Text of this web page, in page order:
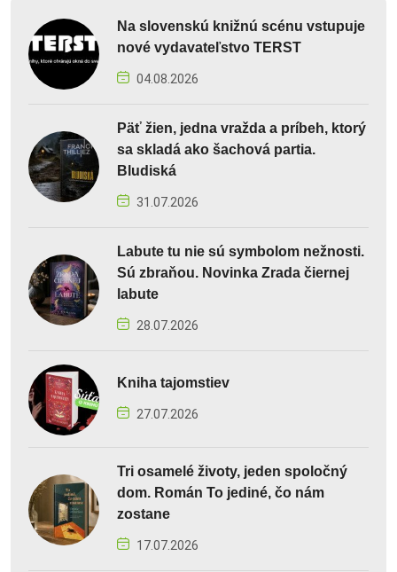
Na slovenskú knižnú scénu vstupuje
nové vydavateľstvo TERST
04.08.2026
Päť žien, jedna vražda a príbeh, ktorý
sa skladá ako šachová partia.
Bludiská
31.07.2026
Labute tu nie sú symbolom nežnosti.
Sú zbraňou. Novinka Zrada čiernej
labute
28.07.2026
Kniha tajomstiev
27.07.2026
Tri osamelé životy, jeden spoločný
dom. Román To jediné, čo nám
zostane
17.07.2026